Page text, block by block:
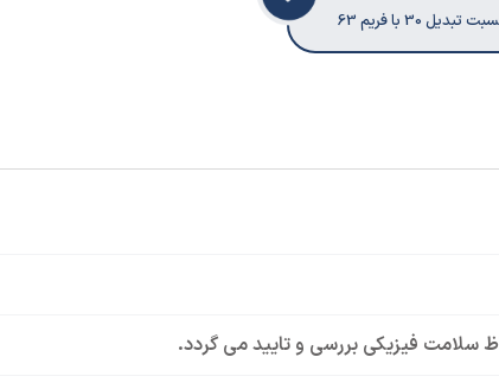
تبدیل 30 با فریم 63
سلامت فیزیکی بررسی و تایید می گردد.